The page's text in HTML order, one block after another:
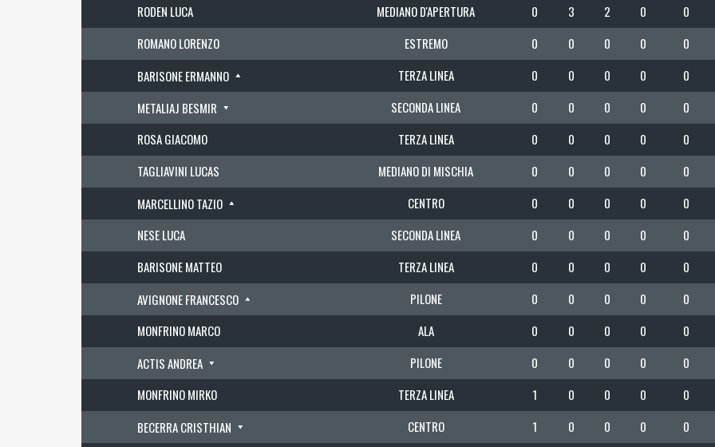
RODEN LUCA
MEDIANO D'APERTURA 0 3 2 0 0
ROMANO LORENZO
ESTREMO 0 0 0 0 0
BARISONE ERMANNO
TERZA LINEA 0 0 0 0 0
METALIAJ BESMIR
SECONDA LINEA 0 0 0 0 0
ROSA GIACOMO
TERZA LINEA 0 0 0 0 0
TAGLIAVINI LUCAS
MEDIANO DI MISCHIA 0 0 0 0 0
MARCELLINO TAZIO
CENTRO 0 0 0 0 0
NESE LUCA
SECONDA LINEA 0 0 0 0 0
BARISONE MATTEO
TERZA LINEA 0 0 0 0 0
AVIGNONE FRANCESCO
PILONE 0 0 0 0 0
MONFRINO MARCO
ALA 0 0 0 0 0
ACTIS ANDREA
PILONE 0 0 0 0 0
MONFRINO MIRKO
TERZA LINEA 1 0 0 0 0
BECERRA CRISTHIAN
CENTRO 1 0 0 0 0